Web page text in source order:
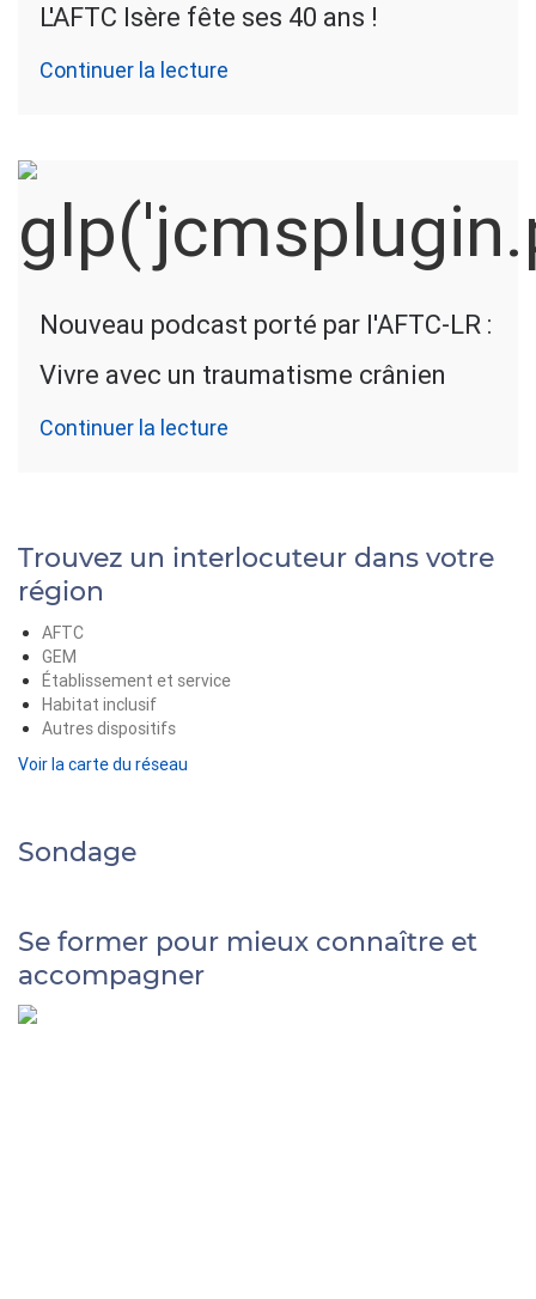
L'AFTC Isère fête ses 40 ans !
Continuer la lecture
Nouveau podcast porté par l'AFTC-LR :
Vivre avec un traumatisme crânien
Continuer la lecture
Trouvez un interlocuteur dans votre
région
AFTC
GEM
Établissement et service
Habitat inclusif
Autres dispositifs
Voir la carte du réseau
Sondage
Se former pour mieux connaître et
accompagner